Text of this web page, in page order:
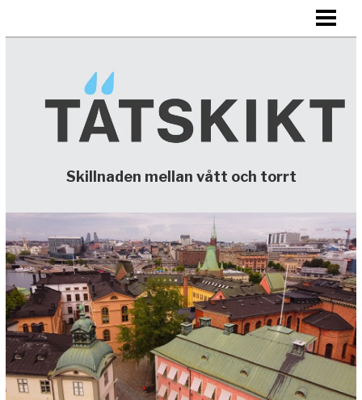
Skillnaden mellan vått och torrt